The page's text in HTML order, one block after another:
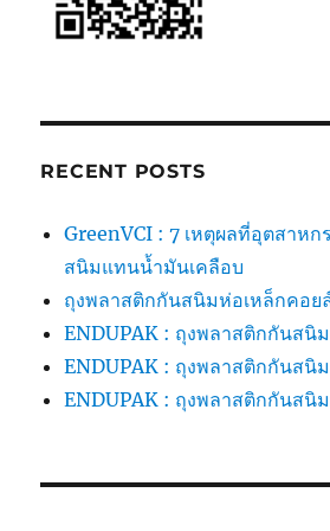
RECENT POSTS
GreenVCI : 7 เหตุผลที่อุตสาหก
สนิมแทนน้ำมันเคลือบ
ถุงพลาสติกกันสนิมห่อเหล็กคอย
ENDUPAK : ถุงพลาสติกกันสนิม
ENDUPAK : ถุงพลาสติกกันสนิ
ENDUPAK : ถุงพลาสติกกันสนิ